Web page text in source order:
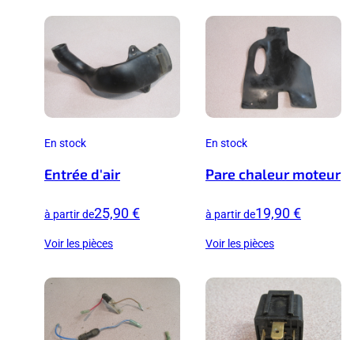
En stock
Entrée d'air
à partir de25,90 €
Voir les pièces
En stock
Pare chaleur moteur
à partir de19,90 €
Voir les pièces